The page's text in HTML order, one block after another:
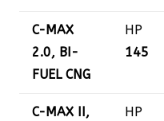
C-MAX
2.0, BI-
FUEL CNG
HP
145
C-MAX II,
HP